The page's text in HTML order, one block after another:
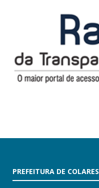
PREFEITURA DE COLARES